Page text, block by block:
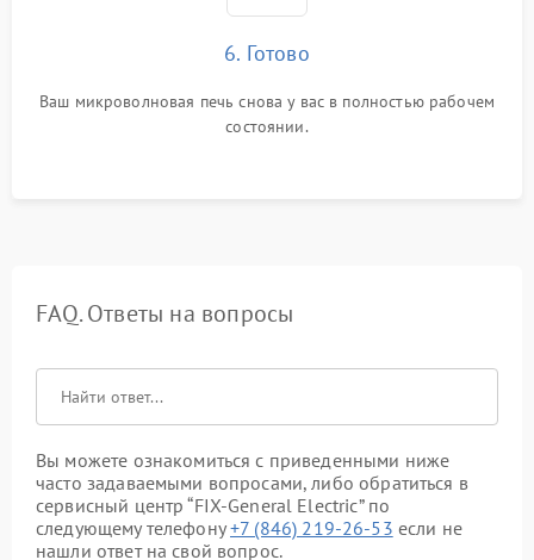
6. Готово
Ваш микроволновая печь снова у вас в полностью рабочем
состоянии.
FAQ. Ответы на вопросы
Вы можете ознакомиться с приведенными ниже
часто задаваемыми вопросами, либо обратиться в
сервисный центр “FIX-General Electric” по
следующему телефону+7 (846) 219-26-53 если не
нашли ответ на свой вопрос.